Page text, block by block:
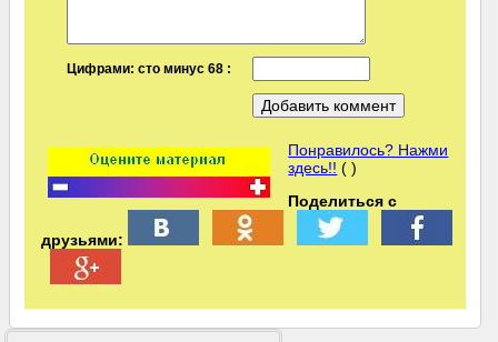
Цифрами: сто минус 68 :
Понравилось? Нажми
здесь!! ( )
Поделиться с
друзьями: